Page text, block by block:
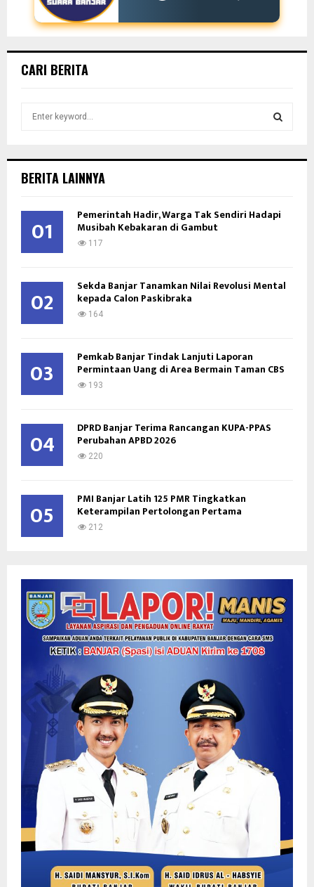
CARI BERITA
h
o
H
BERITA LAINNYA
01 Pemerintah Hadir, Warga Tak Sendiri Hadapi
Musibah Kebakaran di Gambut
117
02 Sekda Banjar Tanamkan Nilai Revolusi Mental
kepada Calon Paskibraka
164
03 Pemkab Banjar Tindak Lanjuti Laporan
Permintaan Uang di Area Bermain Taman CBS
193
04 DPRD Banjar Terima Rancangan KUPA-PPAS
Perubahan APBD 2026
220
05 PMI Banjar Latih 125 PMR Tingkatkan
Keterampilan Pertolongan Pertama
212